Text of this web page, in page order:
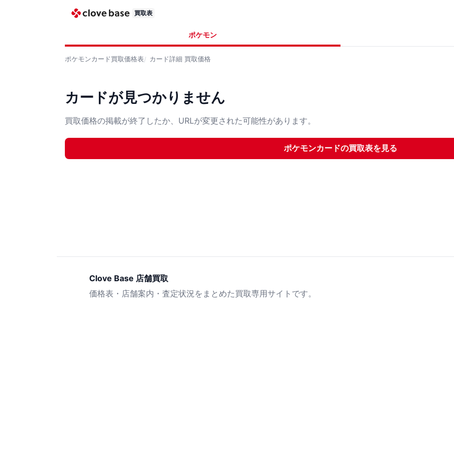
買取表
ポケモン
ポケモンカード買取価格表 カード詳細 買取価格
カードが見つかりません
買取価格の掲載が終了したか、URLが変更された可能性があります。
ポケモンカードの買取表を見る
Clove Base 店舗買取
価格表・店舗案内・査定状況をまとめた買取専用サイトです。